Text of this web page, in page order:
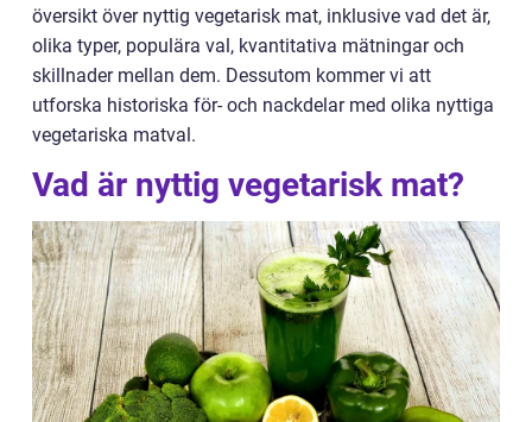
översikt över nyttig vegetarisk mat, inklusive vad det är,
olika typer, populära val, kvantitativa mätningar och
skillnader mellan dem. Dessutom kommer vi att
utforska historiska för- och nackdelar med olika nyttiga
vegetariska matval.
Vad är nyttig vegetarisk mat?